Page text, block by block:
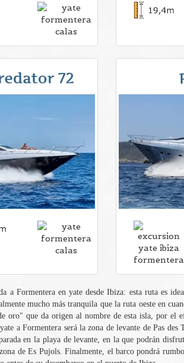
a Formentera en yate desde Ibiza: esta ruta es
mucho más tranquila que la ruta oeste en
oro" que da origen al nombre de esta isla, por
a Formentera será la zona de levante de Pas
en la playa de levante, en la que podrán
de Es Pujols. Finalmente, el barco pondrá